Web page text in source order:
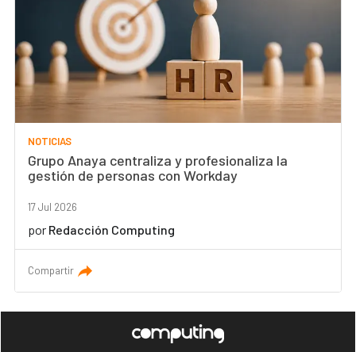
NOTICIAS
Grupo Anaya centraliza y profesionaliza la
gestión de personas con Workday
17 Jul 2026
por Redacción Computing
Compartir